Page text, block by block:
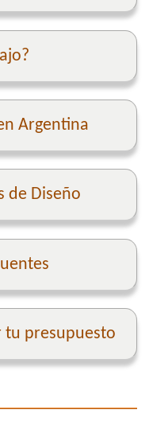
Argentina
de Diseño
tu presupuesto